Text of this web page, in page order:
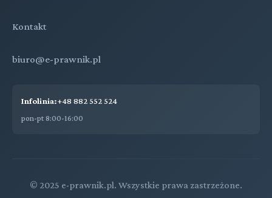
Kontakt
biuro@e-prawnik.pl
Infolinia:+48 882 552 524
pon-pt 8:00-16:00
© 2025 e-prawnik.pl. Wszystkie prawa zastrzeżone.